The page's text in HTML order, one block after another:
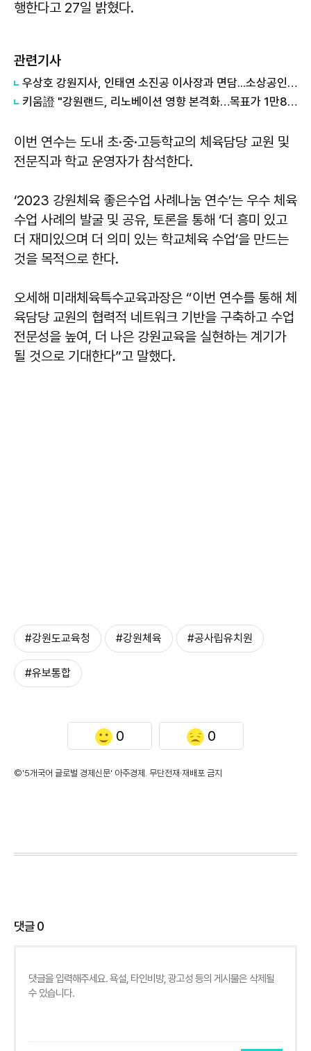
행한다고 27일 밝혔다.
관련기사
우상호 강원지사, 인태연 소진공 이사장과 면담...소상공인·전통시장 지원 협력체계 구축
키움證 "강원랜드, 리노베이션 영향 본격화…목표가 1만8000원 하향"
이번 연수는 도내 초·중·고등학교의 체육담당 교원 및
전문직과 학교 운영자가 참석한다.
‘2023 강원체육 좋은수업 사례나눔 연수’는 우수 체육
수업 사례의 발굴 및 공유, 토론을 통해 ‘더 흥미 있고
더 재미있으며 더 의미 있는 학교체육 수업’을 만드는
것을 목적으로 한다.
오세해 미래체육특수교육과장은 “이번 연수를 통해 체
육담당 교원의 협력적 네트워크 기반을 구축하고 수업
전문성을 높여, 더 나은 강원교육을 실현하는 계기가
될 것으로 기대한다”고 말했다.
#강원도교육청 #강원체육 #공사립유치원
#유보통합
0 0
©'5개국어 글로벌 경제신문' 아주경제. 무단전재·재배포 금지
댓글0